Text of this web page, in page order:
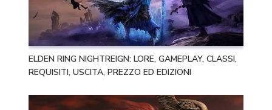
ELDEN RING NIGHTREIGN: LORE, GAMEPLAY, CLASSI,
REQUISITI, USCITA, PREZZO ED EDIZIONI